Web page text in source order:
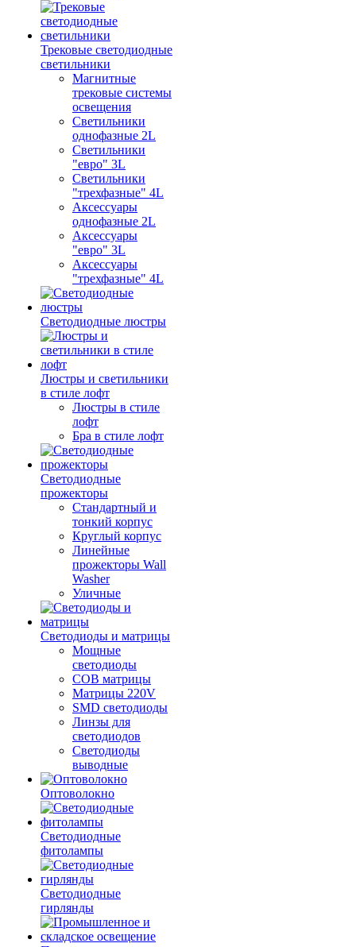
Трековые светодиодные
светильники
Магнитные
трековые системы
освещения
Светильники
однофазные 2L
Светильники
"евро" 3L
Светильники
"трехфазные" 4L
Аксессуары
однофазные 2L
Аксессуары
"евро" 3L
Аксессуары
"трехфазные" 4L
Светодиодные люстры
Люстры и светильники
в стиле лофт
Люстры в стиле
лофт
Бра в стиле лофт
Светодиодные
прожекторы
Стандартный и
тонкий корпус
Круглый корпус
Линейные
прожекторы Wall
Washer
Уличные
Светодиоды и матрицы
Мощные
светодиоды
COB матрицы
Матрицы 220V
SMD светодиоды
Линзы для
светодиодов
Светодиоды
выводные
Оптоволокно
Светодиодные
фитолампы
Светодиодные
гирлянды